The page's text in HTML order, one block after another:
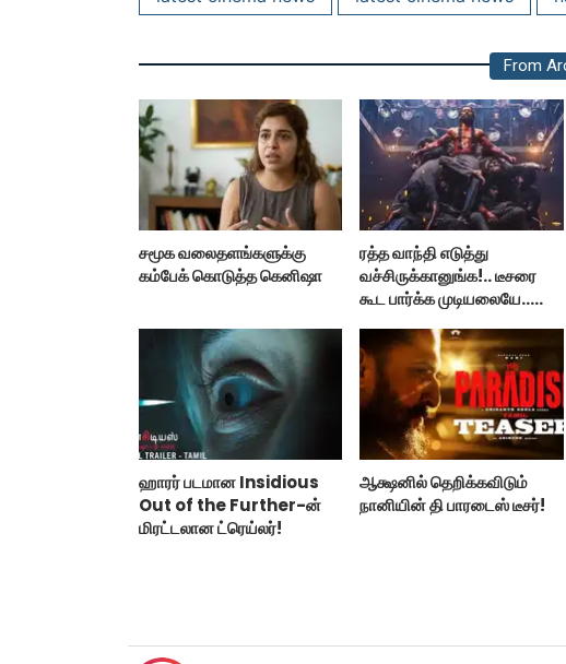
From
சமூக வலைதளங்களுக்கு
கம்பேக் கொடுத்த கெனிஷா
ரத்த வாந்தி எடுத்து
வச்சிருக்கானுங்க!.. டீசரை
கூட பார்க்க முடியலையே..
பிழைக்குமா?
ஹாரர் படமான Insidious
Out of the Further-ன்
மிரட்டலான ட்ரெய்லர்!
ஆக்ஷனில் தெறிக்கவிடும்
நானியின் தி பாரடைஸ் டீசர்!